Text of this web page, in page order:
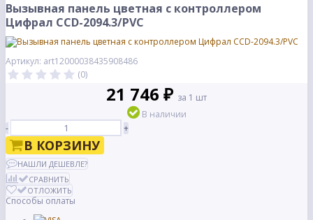
Вызывная панель цветная с контроллером
Цифрал CCD-2094.3/PVС
Артикул: art12000038435908486
(0)
21 746 ₽ за 1 шт
В наличии
-
+
В КОРЗИНУ
НАШЛИ ДЕШЕВЛЕ?
СРАВНИТЬ
ОТЛОЖИТЬ
Способы оплаты